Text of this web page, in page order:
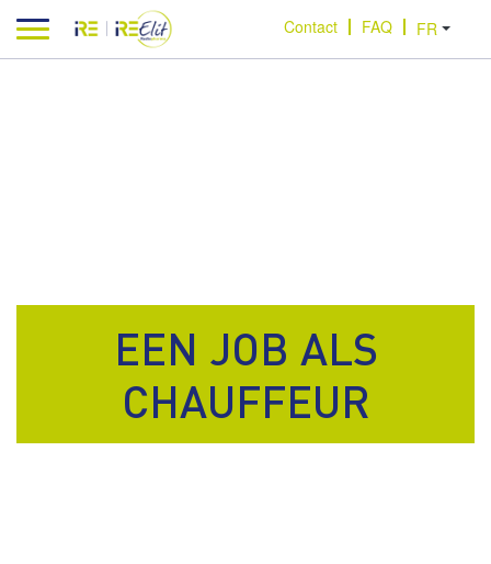
Contact FAQ
EEN JOB ALS
CHAUFFEUR